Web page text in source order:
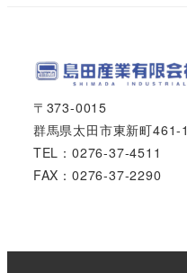
〒373-0015
群馬県太田市東新町461-1
TEL：0276-37-4511
FAX：0276-37-2290